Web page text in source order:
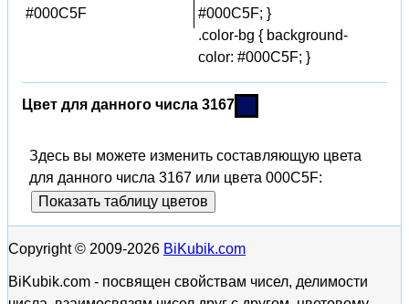
#000C5F
#000C5F; }
.color-bg { background-
color: #000C5F; }
Цвет для данного числа 3167
Здесь вы можете изменить составляющую цвета
для данного числа 3167 или цвета 000C5F:
Показать таблицу цветов
Copyright © 2009-2026 BiKubik.com
BiKubik.com - посвящен свойствам чисел, делимости